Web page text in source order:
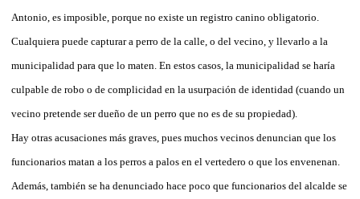
Antonio, es imposible, porque no existe un registro canino obligatorio.
Cualquiera puede capturar a perro de la calle, o del vecino, y llevarlo a la
municipalidad para que lo maten. En estos casos, la municipalidad se haría
culpable de robo o de complicidad en la usurpación de identidad (cuando un
vecino pretende ser dueño de un perro que no es de su propiedad).
Hay otras acusaciones más graves, pues muchos vecinos denuncian que los
funcionarios matan a los perros a palos en el vertedero o que los envenenan.
Además, también se ha denunciado hace poco que funcionarios del alcalde se